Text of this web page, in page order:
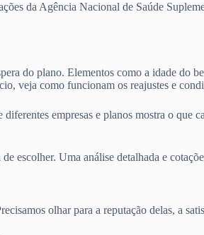
da Agência Nacional de Saúde
do plano. Elementos como a idade
veja como funcionam os reajustes e
empresas e planos mostra o
escolher. Uma análise detalhada e
olhar para a reputação delas, a